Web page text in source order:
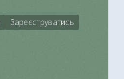
Зареєструватись